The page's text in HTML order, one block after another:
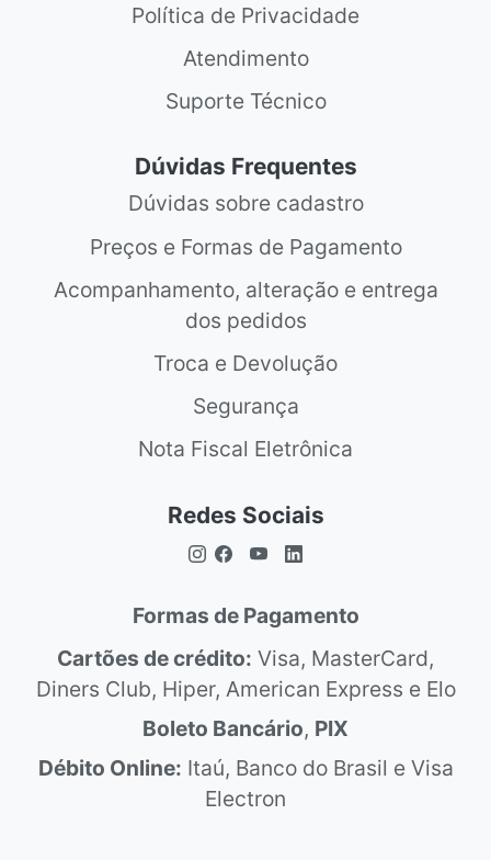
Política de Privacidade
Atendimento
Suporte Técnico
Dúvidas Frequentes
Dúvidas sobre cadastro
Preços e Formas de Pagamento
Acompanhamento, alteração e entrega
dos pedidos
Troca e Devolução
Segurança
Nota Fiscal Eletrônica
Redes Sociais
Formas de Pagamento
Cartões de crédito: Visa, MasterCard,
Diners Club, Hiper, American Express e Elo
Boleto Bancário, PIX
Débito Online: Itaú, Banco do Brasil e Visa
Electron